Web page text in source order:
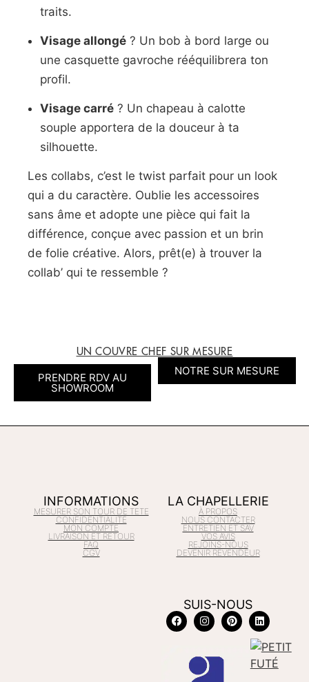
traits.
Visage allongé ? Un bob à bord large ou
une casquette gavroche rééquilibrera ton
profil.
Visage carré ? Un chapeau à calotte
souple apportera de la douceur à ta
silhouette.
Les collabs, c’est le twist parfait pour un look
qui a du caractère. Oublie les accessoires
sans âme et adopte une pièce qui fait la
différence, conçue avec passion et un brin
de folie créative. Alors, prêt(e) à trouver la
collab’ qui te ressemble ?
UN COUVRE CHEF SUR MESURE
PRENDRE RDV AU
SHOWROOM
NOTRE SUR MESURE
INFORMATIONS
MESURER SON TOUR DE TETE
CONFIDENTIALITÉ
MON COMPTE
LIVRAISON ET RETOUR
FAQ
CGV
LA CHAPELLERIE
À PROPOS
NOUS CONTACTER
ENTRETIEN ET SAV
VOS AVIS
REJOINS-NOUS
DEVENIR REVENDEUR
SUIS-NOUS